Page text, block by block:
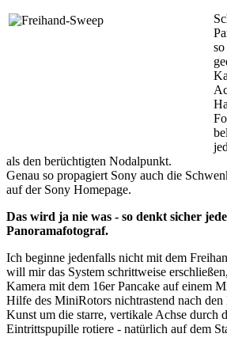
als den berüchtigten Nodalpunkt.
Genau so propagiert Sony auch die
auf der Sony Homepage.
Das wird ja nie was - so denkt sicher
Panoramafotograf.
Ich beginne jedenfalls nicht mit dem
will mir das System schrittweise
Kamera mit dem 16er Pancake auf einem
Hilfe des MiniRotors nichtrastend nach den
Kunst um die starre, vertikale Achse durch
Eintrittspupille rotiere - natürlich auf dem